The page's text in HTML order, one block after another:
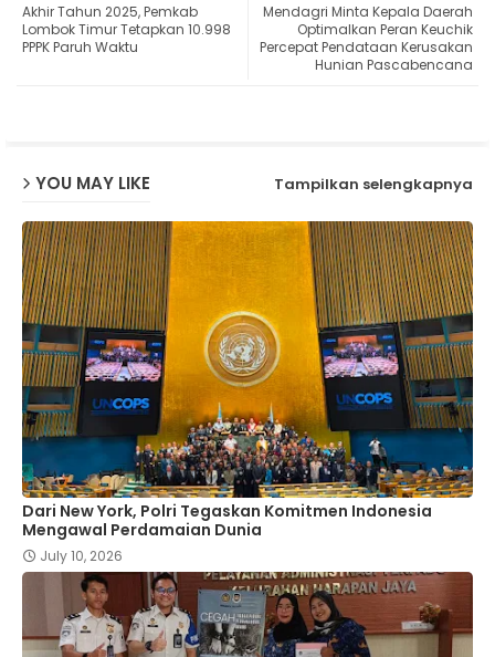
ats
Mendagri Minta Kepala Daerah
Optimalkan Peran Keuchik
Percepat Pendataan Kerusakan
Hunian Pascabencana
Akhir Tahun 2025, Pemkab
Lombok Timur Tetapkan 10.998
PPPK Paruh Waktu
YOU MAY LIKE Tampilkan selengkapnya
Dari New York, Polri Tegaskan Komitmen Indonesia
Mengawal Perdamaian Dunia
July 10, 2026